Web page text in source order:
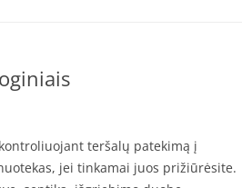
teršalų patekimą į
jei tinkamai juos prižiūrėsite.